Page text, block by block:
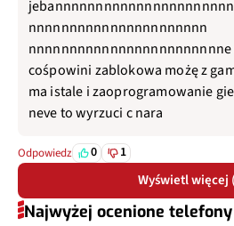
nnnnnnnnnnnnnnnnnnnnnn
cośpowini zablokowa możę z
ma istale i zaoprogramowanie
neve to wyrzuci c nara
Odpowiedz 0 1
Wyświetl więcej
Najwyżej ocenione telefony